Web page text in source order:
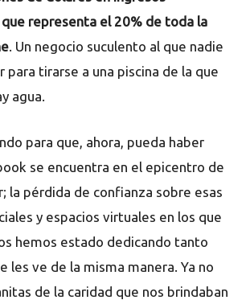
representa el 20% de toda la
. Un negocio suculento al que nadie
para tirarse a una piscina de la que
agua.
para que, ahora, pueda haber
se encuentra en el epicentro de
la pérdida de confianza sobre esas
y espacios virtuales en los que
hemos estado dedicando tanto
les ve de la misma manera. Ya no
de la caridad que nos brindaban